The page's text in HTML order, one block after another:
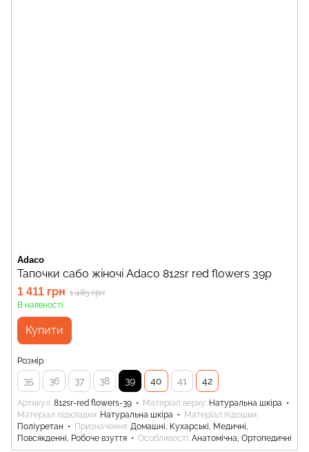
Adaco
Тапочки сабо жіночі Adaco 812sr red flowers 39р
1 411 грн 1 485 грн
В наявності
Купити
Розмір
35 36 37 38 39 40 41 42
Артикул 812sr-red flowers-39 Матеріал верху Натуральна шкіра
Матеріал підкладки Натуральна шкіра
Матеріал підошви
Поліуретан
Призначення Домашні, Кухарські, Медичні,
Повсякденні, Робоче взуття
Особливості Анатомічна, Ортопедичні